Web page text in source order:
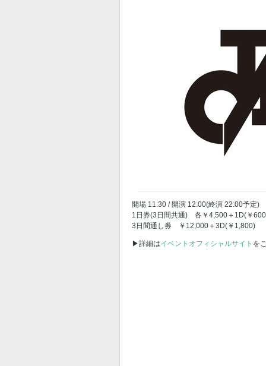
開場 11:30 / 開演 12:00(終演 22:00予定)
1日券(3日間共通) 各￥4,500＋1D(￥
3日間通し券 ￥12,000＋3D(￥1,800)
▶︎詳細はイベントオフィシャルサイト を